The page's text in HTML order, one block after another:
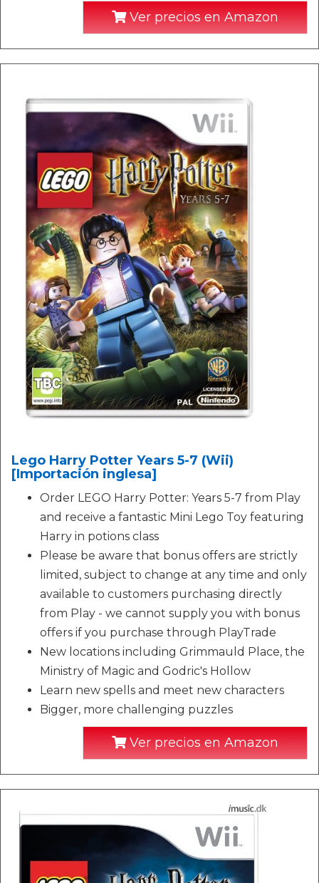
Ver precios en Amazon
Lego Harry Potter Years 5-7 (Wii)
[Importación inglesa]
Order LEGO Harry Potter: Years 5-7 from Play
and receive a fantastic Mini Lego Toy featuring
Harry in potions class
Please be aware that bonus offers are strictly
limited, subject to change at any time and only
available to customers purchasing directly
from Play - we cannot supply you with bonus
offers if you purchase through PlayTrade
New locations including Grimmauld Place, the
Ministry of Magic and Godric's Hollow
Learn new spells and meet new characters
Bigger, more challenging puzzles
Ver precios en Amazon